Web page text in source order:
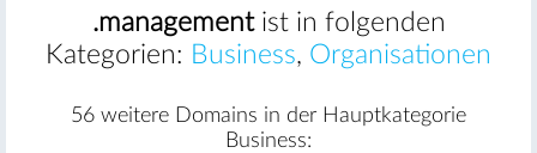
.managementist in folgenden
Kategorien: Business, Organisationen
56 weitere Domains in der Hauptkategorie
Business: